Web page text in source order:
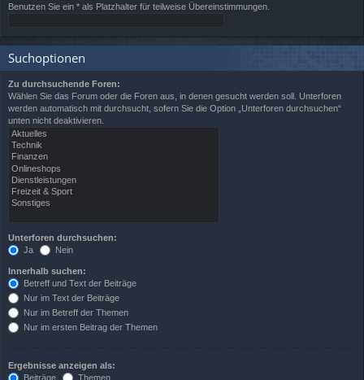
Benutzen Sie ein * als Platzhalter für teilweise Übereinstimmungen.
Suchoptionen
Zu durchsuchende Foren:
Wählen Sie das Forum oder die Foren aus, in denen gesucht werden soll. Unterforen
werden automatisch mit durchsucht, sofern Sie die Option „Unterforen durchsuchen“
unten nicht deaktivieren.
Unterforen durchsuchen:
Ja
Nein
Innerhalb suchen:
Betreff und Text der Beiträge
Nur im Text der Beiträge
Nur im Betreff der Themen
Nur im ersten Beitrag der Themen
Ergebnisse anzeigen als:
Beiträge
Themen